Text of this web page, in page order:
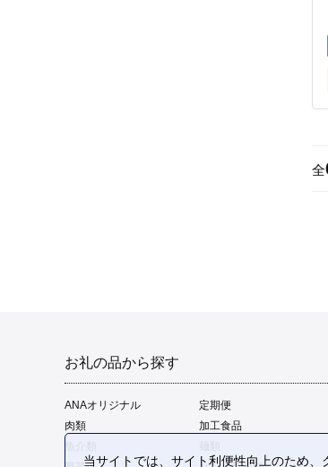
全
お礼の品から探す
ANAオリジナル 定期便
肉類
加工食品
当サイトでは、サイト利便性向上のため